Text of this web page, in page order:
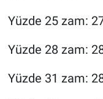
Yüzde 25 zam:
Yüzde 28 zam:
Yüzde 31 zam: